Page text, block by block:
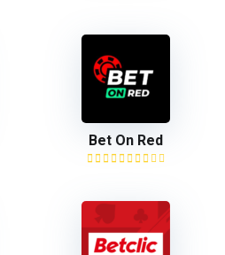
Bet On Red